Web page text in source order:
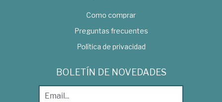
Como comprar
Preguntas frecuentes
Política de privacidad
BOLETÍN DE NOVEDADES